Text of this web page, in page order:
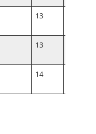
13
13
14